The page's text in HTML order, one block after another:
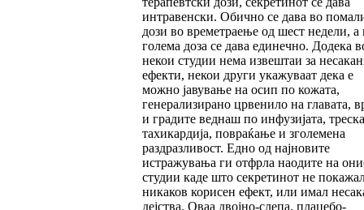
интравенски. Обично се дава во
дози во времетраење од шест недели, а
голема доза се дава единечно. Додека
некои студии нема извештаи за
ефекти, некои други укажуваат дека е
можно јавување на осип по кожата,
генерализирано црвенило на главата,
и градите веднаш по инфузијата,
тахикардија, повраќање и зголемена
раздразливост. Едно од најновите
истражувања ги отфрла наодите на
студии каде што секретинот не
никаков корисен ефект, или имал
дејства. Оваа двојно-слепа, плацебо-